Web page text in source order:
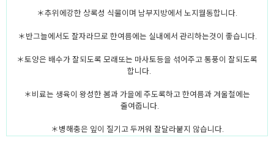
＊추위에강한 상록성 식물이며 남부지방에서 노지월동합니다.
＊반그늘에서도 잘자라므로 한여름에는 실내에서 관리하는것이 좋습니다.
＊토양은 배수가 잘되도록 모래또는 마사토등을 섞어주고 통풍이 잘되도록
합니다.
＊비료는 생육이 왕성한 봄과 가을에 주도록하고 한여름과 겨울철에는
줄여줍니다.
＊병해충은 잎이 질기고 두꺼워 잘달라붙지 않습니다.